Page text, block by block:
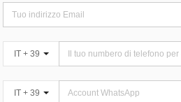
IT + 39
IT + 39